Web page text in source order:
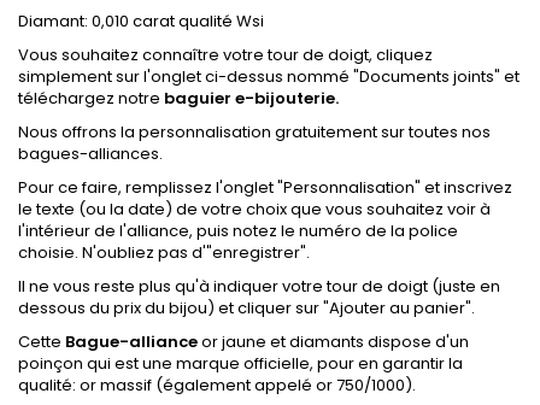
Diamant: 0,010 carat qualité Wsi
Vous souhaitez connaître votre tour de doigt, cliquez
simplement sur l'onglet ci-dessus nommé "Documents joints" et
téléchargez notre baguier e-bijouterie.
Nous offrons la personnalisation gratuitement sur toutes nos
bagues-alliances.
Pour ce faire, remplissez l'onglet"Personnalisation" et inscrivez
le texte (ou la date) de votre choix que vous souhaitez voir à
l'intérieur de l'alliance, puis notez le numéro de la police
choisie. N'oubliez pas d'"enregistrer".
Il ne vous reste plus qu'à indiquer votre tour de doigt (juste en
dessous du prix du bijou) et cliquer sur "Ajouter au panier".
Cette Bague-allianceor jaune et diamants dispose d'un
poinçon qui est une marque officielle, pour en garantir la
qualité: or massif (également appelé or 750/1000).